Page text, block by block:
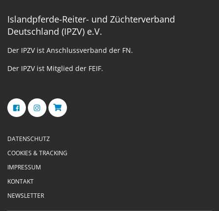
Islandpferde-Reiter- und Züchterverband
Deutschland (IPZV) e.V.
Der IPZV ist Anschlussverband der FN.
Der IPZV ist Mitglied der FEIF.
DATENSCHUTZ
COOKIES & TRACKING
IMPRESSUM
KONTAKT
NEWSLETTER